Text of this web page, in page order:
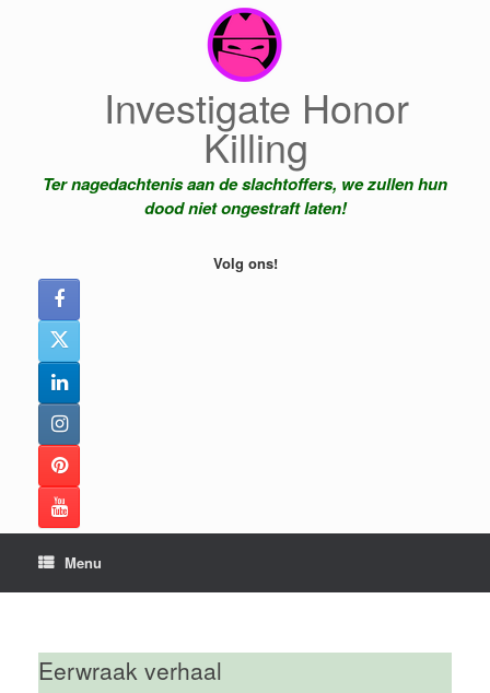
Investigate Honor
Killing
Ter nagedachtenis aan de slachtoffers, we zullen hun
dood niet ongestraft laten!
Volg ons!
Menu
Eerwraak verhaal